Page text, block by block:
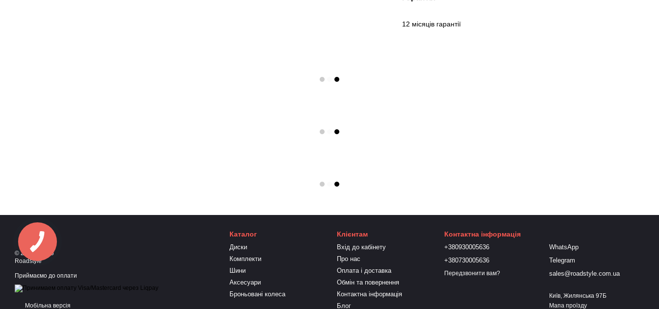
12 місяців гарантії
© 2016—2026
Roadstyle
Приймаємо до оплати
Мобільна версія
Каталог
Диски
Комплекти
Шини
Аксесуари
Броньовані колеса
Клієнтам
Вхід до кабінету
Про нас
Оплата і доставка
Обмін та повернення
Контактна інформація
Блог
Контактна інформація
+380930005636
+380730005636
Передзвонити вам?
WhatsApp
Telegram
sales@roadstyle.com.ua
Київ, Жилянська 97Б
Мапа проїзду